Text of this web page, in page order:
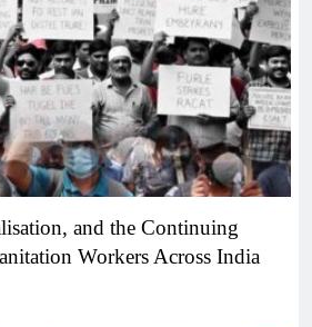
and the Continuing
Workers Across India